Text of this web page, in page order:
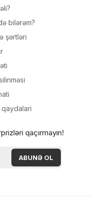
bilərəm?
şərtləri
qaçırmayın!